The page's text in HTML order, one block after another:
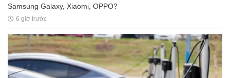
Samsung Galaxy, Xiaomi, OPPO?
6 giờ trước